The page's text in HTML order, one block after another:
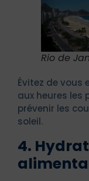
Rio de
Évitez de vous
aux heures les
prévenir les
soleil.
4.